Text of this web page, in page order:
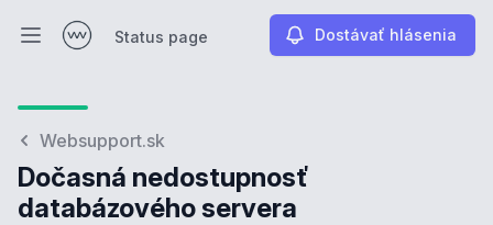
Otvoriť hlavné menu
Status page Dostávať hlásenia
Websupport.sk
Dočasná nedostupnosť
databázového servera